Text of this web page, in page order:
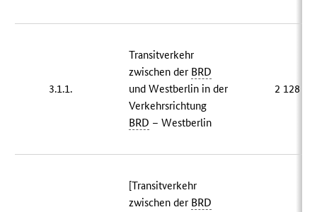
3.1.1.
Transitverkehr
zwischen der BRD
und Westberlin in der
Verkehrsrichtung
BRD – Westberlin
2 128
[Transitverkehr
zwischen der BRD